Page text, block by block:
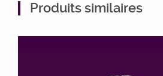
Produits similaires